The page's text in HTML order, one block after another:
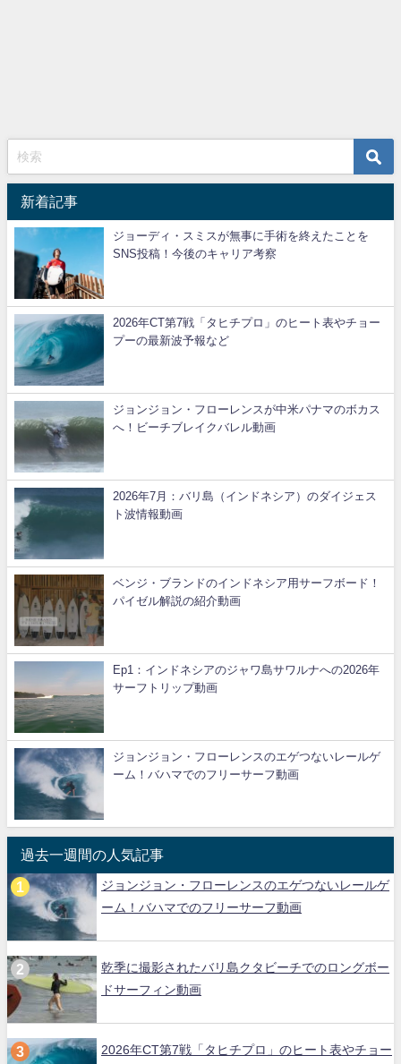
新着記事
ジョーディ・スミスが無事に手術を終えたことを
SNS投稿！今後のキャリア考察
2026年CT第7戦「タヒチプロ」のヒート表やチョー
プーの最新波予報など
ジョンジョン・フローレンスが中米パナマのボカス
へ！ビーチブレイクバレル動画
2026年7月：バリ島（インドネシア）のダイジェス
ト波情報動画
ベンジ・ブランドのインドネシア用サーフボード！
パイゼル解説の紹介動画
Ep1：インドネシアのジャワ島サワルナへの2026年
サーフトリップ動画
ジョンジョン・フローレンスのエゲつないレールゲ
ーム！バハマでのフリーサーフ動画
過去一週間の人気記事
ジョンジョン・フローレンスのエゲつないレールゲ
ーム！バハマでのフリーサーフ動画
乾季に撮影されたバリ島クタビーチでのロングボー
ドサーフィン動画
2026年CT第7戦「タヒチプロ」のヒート表やチョー